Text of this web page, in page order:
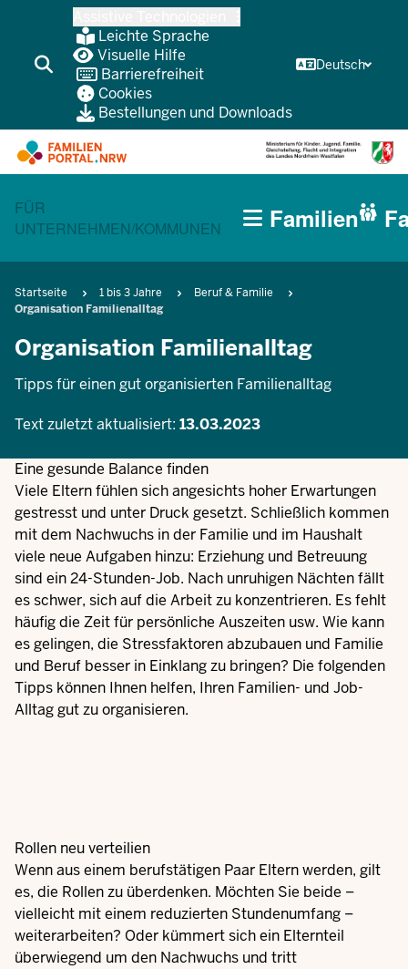
wechseln
Leichte Sprache
Visuelle Hilfe
Barrierefreiheit
Cookies
Bestellungen und Downloads
Deutsch
CURRENT SECTION FÜR FAMILIEN
FÜR
UNTERNEHMEN/KOMMUNEN (BÜRGERBEREICH
Familien
Pfadnavigation
Startseite 1 bis 3 Jahre
Beruf & Familie
Organisation Familienalltag
Organisation Familienalltag
Tipps für einen gut organisierten Familienalltag
Text zuletzt aktualisiert: 13.03.2023
Eine gesunde Balance finden
Viele Eltern fühlen sich angesichts hoher Erwartungen
gestresst und unter Druck gesetzt. Schließlich kommen
mit dem Nachwuchs in der Familie und im Haushalt
viele neue Aufgaben hinzu: Erziehung und Betreuung
sind ein 24-Stunden-Job. Nach unruhigen Nächten fällt
es schwer, sich auf die Arbeit zu konzentrieren. Es fehlt
häufig die Zeit für persönliche Auszeiten usw. Wie kann
es gelingen, die Stressfaktoren abzubauen und Familie
und Beruf besser in Einklang zu bringen? Die folgenden
Tipps können Ihnen helfen, Ihren Familien- und Job-
Alltag gut zu organisieren.
Rollen neu verteilien
Wenn aus einem berufstätigen Paar Eltern werden, gilt
es, die Rollen zu überdenken. Möchten Sie beide –
vielleicht mit einem reduzierten Stundenumfang –
weiterarbeiten? Oder kümmert sich ein Elternteil
überwiegend um den Nachwuchs und tritt